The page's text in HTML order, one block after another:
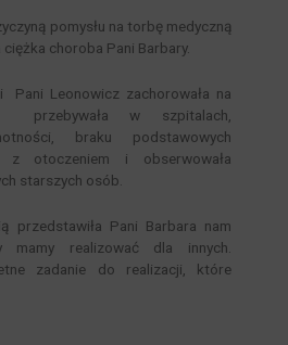
pomysłu na torbę medyczną
choroba Pani Barbary.
Pani Leonowicz zachorowała na
przebywała w szpitalach,
braku podstawowych
z otoczeniem i obserwowała
starszych osób.
przedstawiła Pani Barbara nam
mamy realizować dla innych.
zadanie do realizacji, które